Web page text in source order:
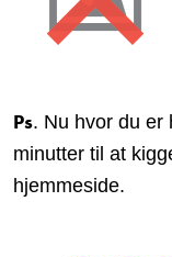
Ps. Nu hvor du er
minutter til at
hjemmeside.